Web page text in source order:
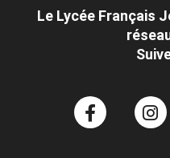
Le Lycée Français